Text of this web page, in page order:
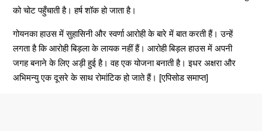
को चोट पहुँचाती है। हर्ष शॉक हो जाता है।
गोयनका हाउस में सुहासिनी और स्वर्णा आरोही के बारे में बात करती हैं। उन्हें
लगता है कि आरोही बिड़ला के लायक नहीं हैं। आरोही बिड़ल हाउस में अपनी
जगह बनाने के लिए अड़ी हुई है। वह एक योजना बनाती है। इधर अक्षरा और
अभिमन्यु एक दूसरे के साथ रोमांटिक हो जाते हैं। [एपिसोड समाप्त]